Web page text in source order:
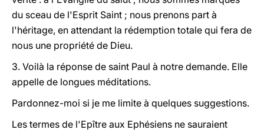
du sceau de l'Esprit Saint ; nous prenons part à
l'héritage, en attendant la rédemption totale qui fera de
nous une propriété de Dieu.
3. Voilà la réponse de saint Paul à notre demande. Elle
appelle de longues méditations.
Pardonnez-moi si je me limite à quelques suggestions.
Les termes de l'Epître aux Ephésiens ne sauraient